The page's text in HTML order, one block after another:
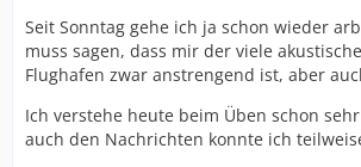
Seit Sonntag gehe ich ja schon wieder
muss sagen, dass mir der viele
Flughafen zwar anstrengend ist, aber
Ich verstehe heute beim Üben schon
auch den Nachrichten konnte ich